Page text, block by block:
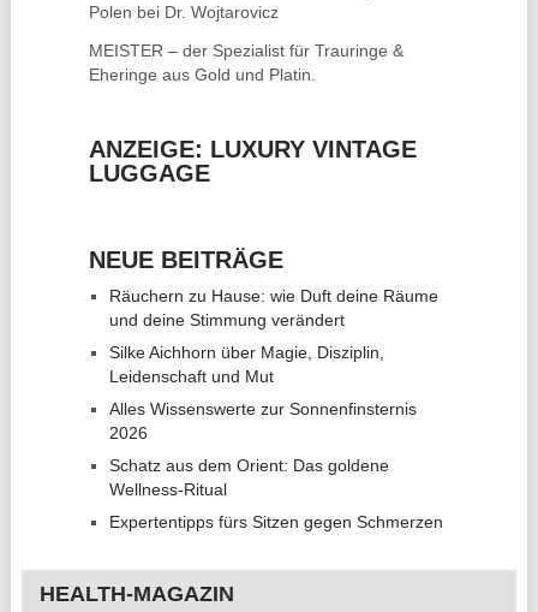
Polen bei Dr. Wojtarovicz
MEISTER – der Spezialist für Trauringe &
Eheringe aus Gold und Platin.
ANZEIGE: LUXURY VINTAGE
LUGGAGE
NEUE BEITRÄGE
Räuchern zu Hause: wie Duft deine Räume
und deine Stimmung verändert
Silke Aichhorn über Magie, Disziplin,
Leidenschaft und Mut
Alles Wissenswerte zur Sonnenfinsternis
2026
Schatz aus dem Orient: Das goldene
Wellness-Ritual
Expertentipps fürs Sitzen gegen Schmerzen
HEALTH-MAGAZIN